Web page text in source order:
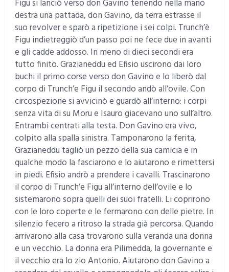
Figu si lanciò verso don Gavino tenendo nella mano
destra una pattada, don Gavino, da terra estrasse il
suo revolver e sparò a ripetizione i sei colpi. Trunch’è
Figu indietreggiò d’un passo poi ne fece due in avanti
e gli cadde addosso. In meno di dieci secondi era
tutto finito. Grazianeddu ed Efisio uscirono dai loro
buchi il primo corse verso don Gavino e lo liberò dal
corpo di Trunch’e Figu il secondo andò all’ovile. Con
circospezione si avvicinò e guardò all’interno: i corpi
senza vita di su Moru e Isauro giacevano uno sull’altro.
Entrambi centrati alla testa. Don Gavino era vivo,
colpito alla spalla sinistra. Tamponarono la ferita,
Grazianeddu tagliò un pezzo della sua camicia e in
qualche modo la fasciarono e lo aiutarono e rimettersi
in piedi. Efisio andrò a prendere i cavalli. Trascinarono
il corpo di Trunch’e Figu all’interno dell’ovile e lo
sistemarono sopra quelli dei suoi fratelli. Li coprirono
con le loro coperte e le fermarono con delle pietre. In
silenzio fecero a ritroso la strada già percorsa. Quando
arrivarono alla casa trovarono sulla veranda una donna
e un vecchio. La donna era Pilimedda, la governante e
il vecchio era lo zio Antonio. Aiutarono don Gavino a